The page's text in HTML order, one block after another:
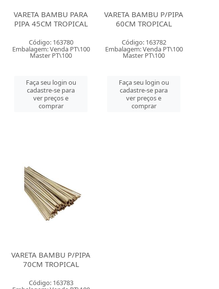
VARETA BAMBU PARA
PIPA 45CM TROPICAL
Código: 163780
Embalagem: Venda PT\100
Master PT\100
Faça seu login ou
cadastre-se para
ver preços e
comprar
VARETA BAMBU P/PIPA
60CM TROPICAL
Código: 163782
Embalagem: Venda PT\100
Master PT\100
Faça seu login ou
cadastre-se para
ver preços e
comprar
VARETA BAMBU P/PIPA
70CM TROPICAL
Código: 163783